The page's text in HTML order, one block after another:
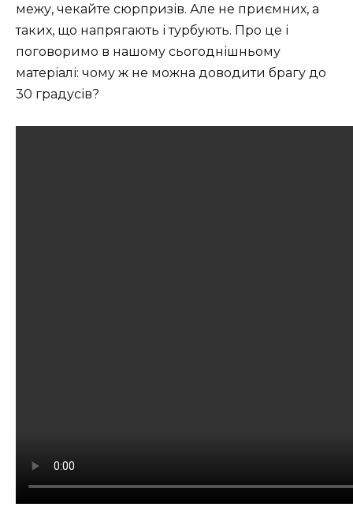
межу, чекайте сюрпризів. Але не приємних, а
таких, що напрягають і турбують. Про це і
поговоримо в нашому сьогоднішньому
матеріалі: чому ж не можна доводити брагу до
30 градусів?